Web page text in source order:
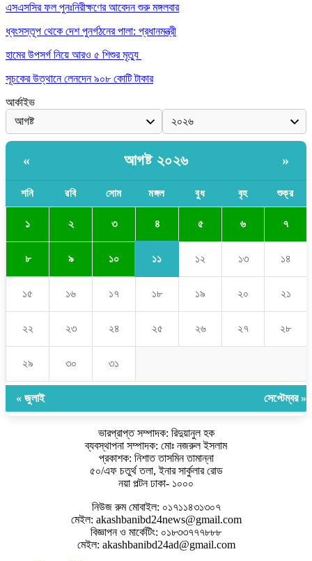
এসএসসির ফল পুনঃনিরীক্ষণের আবেদন শুরু মঙ্গলবার
ধ্বংসস্তূপ থেকে দেশ পুনর্গঠনের পালা: প্রধানমন্ত্রী
হামের উপসর্গ নিয়ে আরও ৫ শিশুর মৃত্যু
সূচকের উত্থানে লেনদেন ৯০৮ কোটি টাকার
আর্কাইভ
« আগষ্ট ২০২৬ »
শনি রবি সোম মঙ্গল বুধ বৃহ শুক্র
১ ২ ৩ ৪ ৫ ৬ ৭
৮ ৯ ১০ ১১ ১২ ১৩ ১৪
১৫ ১৬ ১৭ ১৮ ১৯ ২০ ২১
২২ ২৩ ২৪ ২৫ ২৬ ২৭ ২৮
২৯ ৩০ ৩১
« জুলাই সেপ্টেম্বর »
ভারপ্রাপ্ত সম্পাদক: রিদুয়ানুল হক
ব্যবস্থাপনা সম্পাদক: মোঃ নজরুল ইসলাম
প্রকাশক: নিশাত তাসমিন তামান্না
৫০/এফ চতুর্থ তলা, ইনার সার্কুলার রোড
নয়া পল্টন ঢাকা- ১০০০
নিউজ রুম মোবাইল: ০১৭১১৪৩১৩০৭
মেইল: akashbanibd24news@gmail.com
বিজ্ঞাপন ও মার্কেটিং: ০১৮৩৩৭৭৭৮৮৮
মেইল: akashbanibd24ad@gmail.com